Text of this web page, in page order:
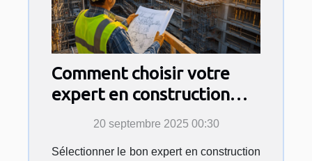
Comment choisir votre
expert en construction
pour sécuriser votre
20 septembre 2025 00:30
Sélectionner le bon expert en construction